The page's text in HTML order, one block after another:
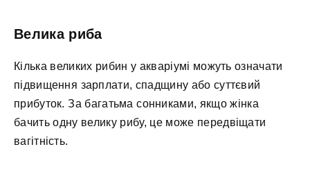
Велика риба
Кілька великих рибин у акваріумі можуть означати
підвищення зарплати, спадщину або суттєвий
прибуток. За багатьма сонниками, якщо жінка
бачить одну велику рибу, це може передвіщати
вагітність.